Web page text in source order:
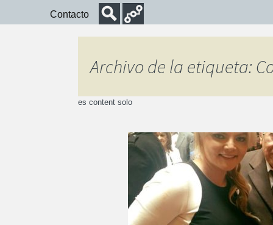
contenido
Contacto
Archivo de la etiqueta:
es content solo